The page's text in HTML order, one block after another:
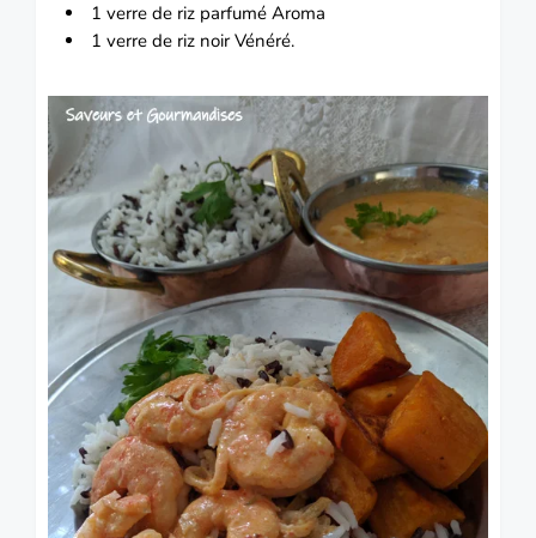
1 verre de riz parfumé Aroma
1 verre de riz noir Vénéré.